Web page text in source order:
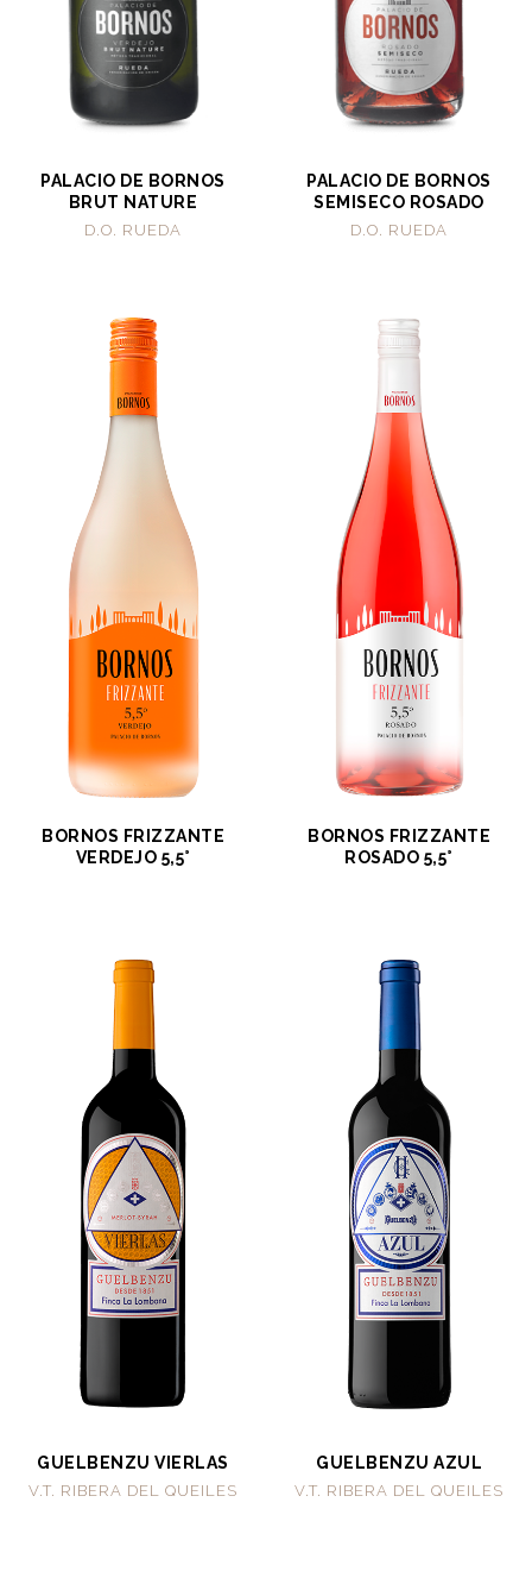
PALACIO DE BORNOS
BRUT NATURE
D.O. RUEDA
PALACIO DE BORNOS
SEMISECO ROSADO
D.O. RUEDA
BORNOS FRIZZANTE
VERDEJO 5,5°
BORNOS FRIZZANTE
ROSADO 5,5°
GUELBENZU VIERLAS
V.T. RIBERA DEL QUEILES
GUELBENZU AZUL
V.T. RIBERA DEL QUEILES